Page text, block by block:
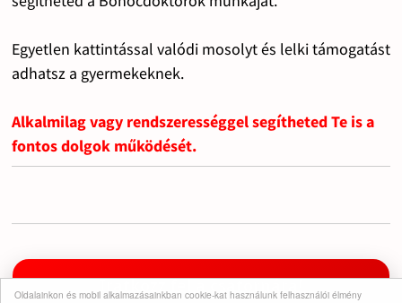
Oldalainkon és mobil alkalmazásainkban cookie-kat használunk felhasználói élmény
Egyetlen kattintással valódi mosolyt és lelki támogatást
adhatsz a gyermekeknek.
Alkalmilag vagy rendszerességgel segítheted Te is a
fontos dolgok működését.
Iratkozz fel a csatornára!